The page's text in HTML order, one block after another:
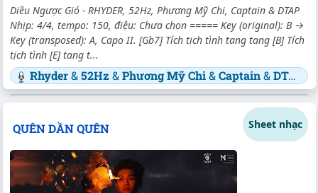
Diều Ngược Gió - RHYDER, 52Hz, Phương Mỹ Chi, Captain & DTAP
Nhịp: 4/4, tempo: 150, điệu: Chưa chọn ===== Key (original): B →
Key (transposed): A, Capo II. [Gb7] Tích tịch tình tang tang [B] Tích
tịch tình [E] tang t...
Rhyder&52Hz &Phương Mỹ Chi&Captain&DTAP
QUÊN DẦN QUÊN Sheet nhạc